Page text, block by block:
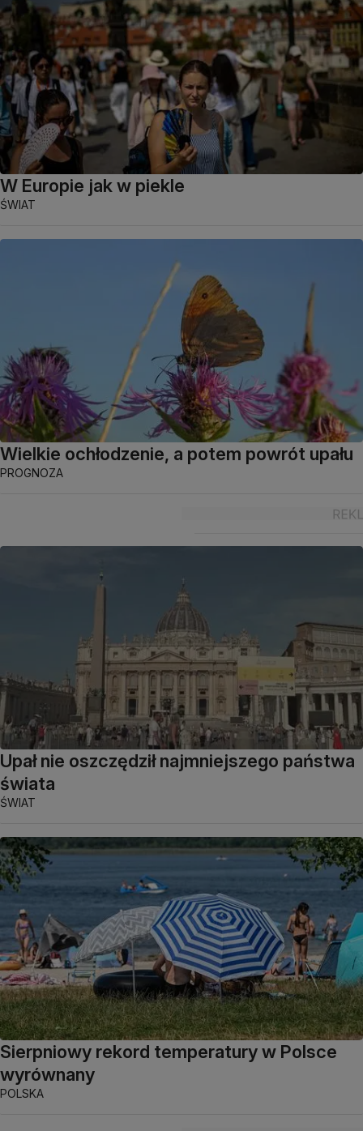
W Europie jak w piekle
ŚWIAT
Wielkie ochłodzenie, a potem powrót upału
PROGNOZA
Upał nie oszczędził najmniejszego państwa
świata
ŚWIAT
Sierpniowy rekord temperatury w Polsce
wyrównany
POLSKA